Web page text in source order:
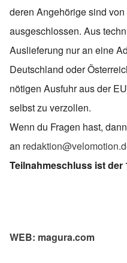
deren Angehörige sind
ausgeschlossen. Aus
Auslieferung nur an eine
Deutschland oder
nötigen Ausfuhr aus der
selbst zu verzollen.
Wenn du Fragen hast,
an
Teilnahmeschluss ist der
WEB: magura.com